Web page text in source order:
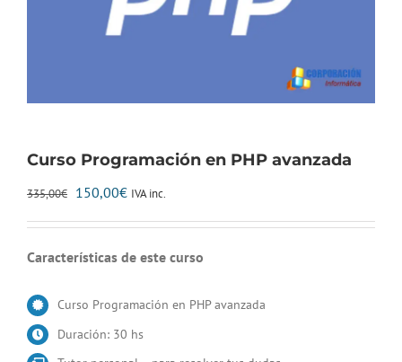
Curso Programación en PHP avanzada
335,00€ El
original
era:
150,00€El
actual
es:
IVA inc.
Características de este curso
Curso Programación en PHP avanzada
Duración: 30 hs